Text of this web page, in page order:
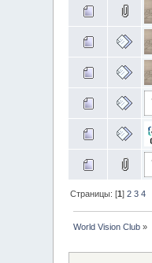
Страницы: [1]2 3 4
World Vision Club »